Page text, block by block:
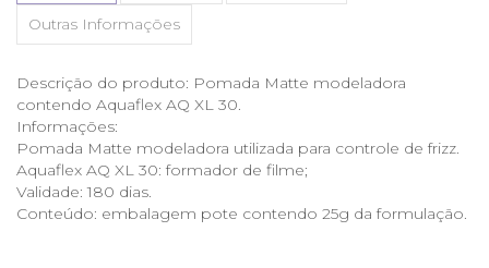
Outras Informações
Descrição do produto: Pomada Matte modeladora
contendo Aquaflex AQ XL 30.
Informações:
Pomada Matte modeladora utilizada para controle de frizz.
Aquaflex AQ XL 30: formador de filme;
Validade: 180 dias.
Conteúdo: embalagem pote contendo 25g da formulação.